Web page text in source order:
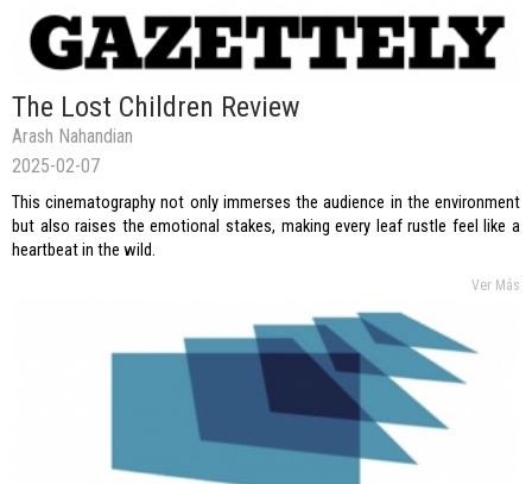
The Lost Children Review
Arash Nahandian
2025-02-07
This cinematography not only immerses the audience in the environment
but also raises the emotional stakes, making every leaf rustle feel like a
heartbeat in the wild.
Ver Más